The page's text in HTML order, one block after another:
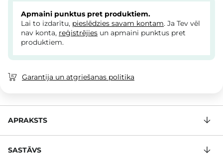
Apmaini punktus pret produktiem.
Lai to izdarītu, pieslēdzies savam kontam. Ja Tev vēl
nav konta, reģistrējies un apmaini punktus pret
produktiem.
Garantija un atgriešanas politika
APRAKSTS
SASTĀVS